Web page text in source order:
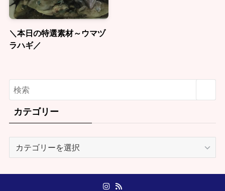
＼本日の特選素材～ウマヅ
ラハギ／
カテゴリー